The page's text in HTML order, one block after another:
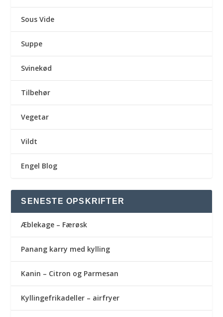
Sous Vide
Suppe
Svinekød
Tilbehør
Vegetar
Vildt
Engel Blog
SENESTE OPSKRIFTER
Æblekage – Færøsk
Panang karry med kylling
Kanin – Citron og Parmesan
Kyllingefrikadeller – airfryer